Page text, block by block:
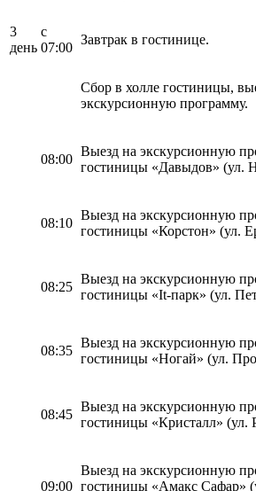
3
день
с
07:00
Завтрак в гостинице.
Сбор в холле гостиницы,
экскурсионную программу.
08:00
Выезд на экскурсионную
гостиницы «Давыдов» (ул.
08:10
Выезд на экскурсионную
гостиницы «Корстон» (ул.
08:25
Выезд на экскурсионную
гостиницы «It-парк» (ул.
08:35
Выезд на экскурсионную
гостиницы «Ногай» (ул.
08:45
Выезд на экскурсионную
гостиницы «Кристалл» (ул.
09:00
Выезд на экскурсионную
гостиницы «Амакс Сафар»